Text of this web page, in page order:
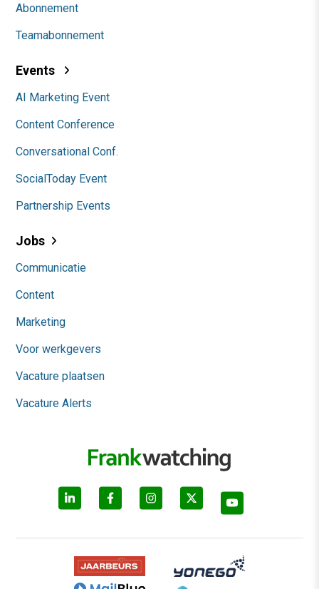
Abonnement
Teamabonnement
Events
AI Marketing Event
Content Conference
Conversational Conf.
SocialToday Event
Partnership Events
Jobs
Communicatie
Content
Marketing
Voor werkgevers
Vacature plaatsen
Vacature Alerts